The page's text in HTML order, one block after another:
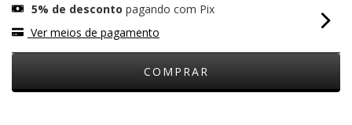
5% de desconto pagando com Pix
Ver meios de pagamento